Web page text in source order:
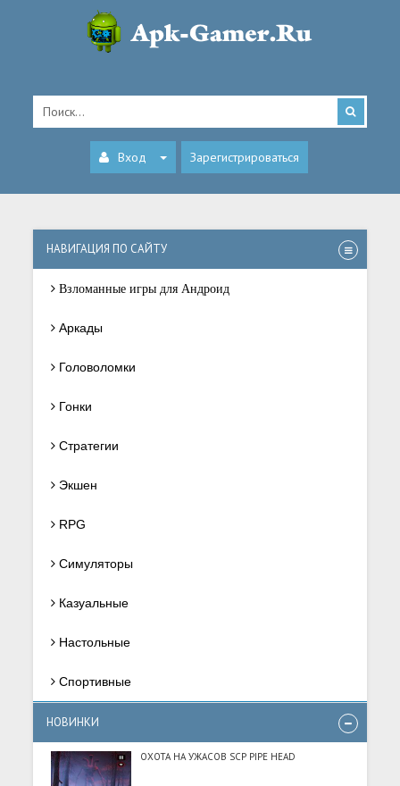
Вход Зарегистрироваться
НАВИГАЦИЯ ПО САЙТУ
Взломанные игры для Андроид
Аркады
Головоломки
Гонки
Стратегии
Экшен
RPG
Симуляторы
Казуальные
Настольные
Спортивные
НОВИНКИ
ОХОТА НА УЖАСОВ SCP PIPE HEAD